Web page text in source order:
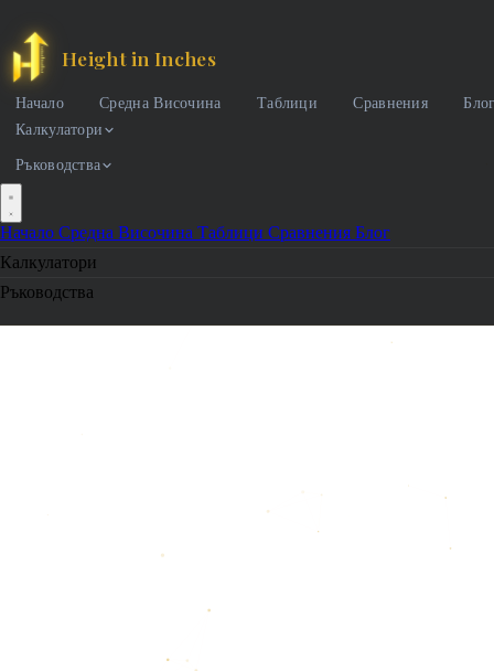
Height in Inches
Начало Средна Височина Таблици Сравнения
Калкулатори
Ръководства
Начало Средна Височина Таблици Сравнения Блог
Калкулатори
Ръководства